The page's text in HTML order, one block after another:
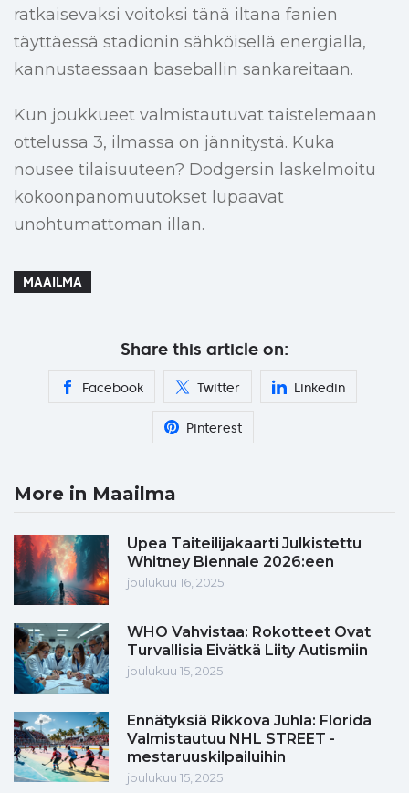
ratkaisevaksi voitoksi tänä iltana fanien
täyttäessä stadionin sähköisellä energialla,
kannustaessaan baseballin sankareitaan.
Kun joukkueet valmistautuvat taistelemaan
ottelussa 3, ilmassa on jännitystä. Kuka
nousee tilaisuuteen? Dodgersin laskelmoitu
kokoonpanomuutokset lupaavat
unohtumattoman illan.
MAAILMA
Share this article on:
Facebook Twitter Linkedin
Pinterest
More in Maailma
Upea Taiteilijakaarti Julkistettu
Whitney Biennale 2026:een
joulukuu 16, 2025
WHO Vahvistaa: Rokotteet Ovat
Turvallisia Eivätkä Liity Autismiin
joulukuu 15, 2025
Ennätyksiä Rikkova Juhla: Florida
Valmistautuu NHL STREET -
mestaruuskilpailuihin
joulukuu 15, 2025